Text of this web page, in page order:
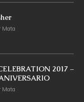
Mata
2017 –
Mata